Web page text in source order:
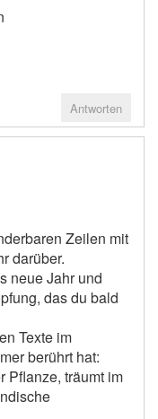
Antworten
Zeilen mit
darüber.
neue Jahr und
das du bald
Texte im
berührt hat:
Pflanze, träumt im